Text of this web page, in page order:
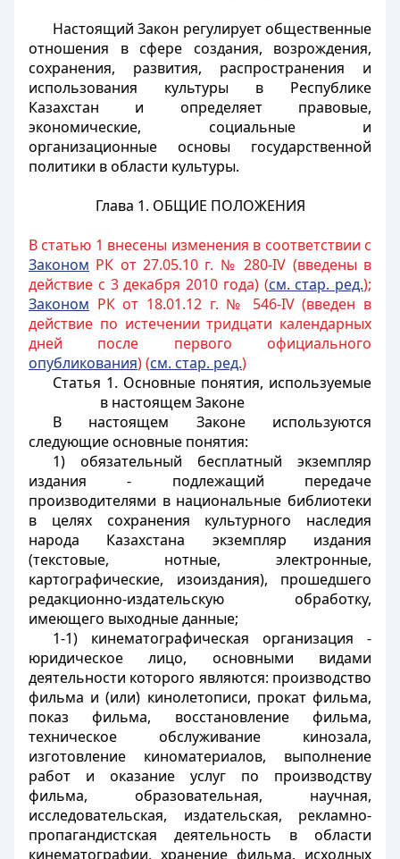
Настоящий Закон регулирует общественные
отношения в сфере создания, возрождения,
сохранения, развития, распространения и
использования культуры в Республике
Казахстан и определяет правовые,
экономические, социальные и
организационные основы государственной
политики в области культуры.
Глава 1. ОБЩИЕ ПОЛОЖЕНИЯ
В статью 1 внесены изменения в соответствии с
Законом РК от 27.05.10 г. № 280-IV (введены в
действие с 3 декабря 2010 года) (см. стар. ред.);
Законом РК от 18.01.12 г. № 546-IV (введен в
действие по истечении тридцати календарных
дней после первого официального
опубликования) (см. стар. ред.)
Статья 1. Основные понятия, используемые
в настоящем Законе
В настоящем Законе используются
следующие основные понятия:
1) обязательный бесплатный экземпляр
издания - подлежащий передаче
производителями в национальные библиотеки
в целях сохранения культурного наследия
народа Казахстана экземпляр издания
(текстовые, нотные, электронные,
картографические, изоиздания), прошедшего
редакционно-издательскую обработку,
имеющего выходные данные;
1-1) кинематографическая организация -
юридическое лицо, основными видами
деятельности которого являются: производство
фильма и (или) кинолетописи, прокат фильма,
показ фильма, восстановление фильма,
техническое обслуживание кинозала,
изготовление киноматериалов, выполнение
работ и оказание услуг по производству
фильма, образовательная, научная,
исследовательская, издательская, рекламно-
пропагандистская деятельность в области
кинематографии, хранение фильма, исходных